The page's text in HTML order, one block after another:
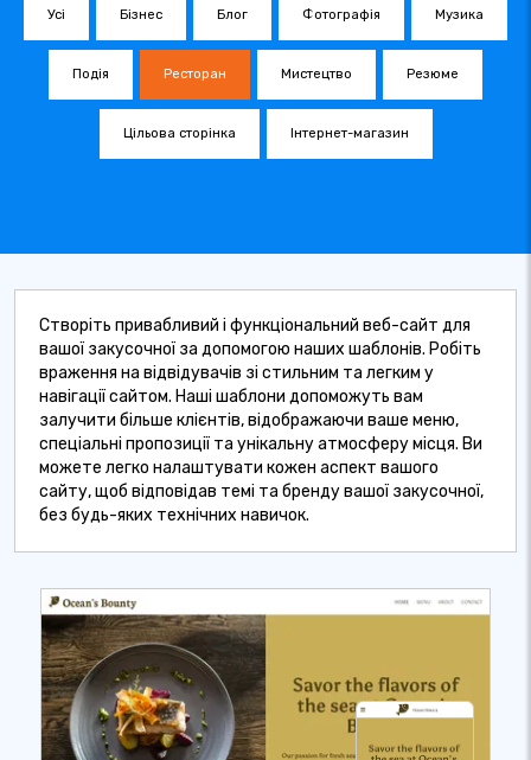
Усі Бізнес Блог Фотографія Музика
Подія Ресторан Мистецтво Резюме
Цільова сторінка Інтернет-магазин
Створіть привабливий і функціональний веб-сайт для
вашої закусочної за допомогою наших шаблонів. Робіть
враження на відвідувачів зі стильним та легким у
навігації сайтом. Наші шаблони допоможуть вам
залучити більше клієнтів, відображаючи ваше меню,
спеціальні пропозиції та унікальну атмосферу місця. Ви
можете легко налаштувати кожен аспект вашого
сайту, щоб відповідав темі та бренду вашої закусочної,
без будь-яких технічних навичок.